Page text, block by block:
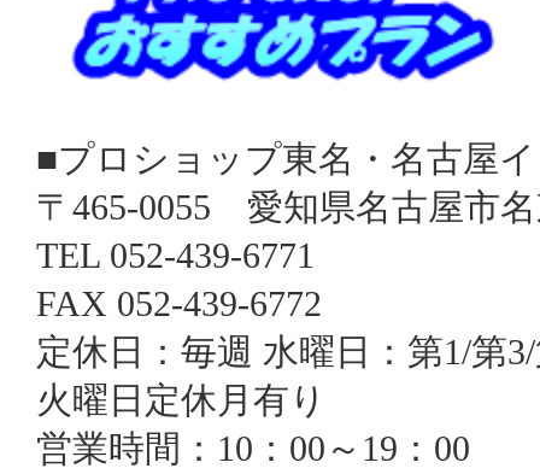
■プロショップ東名・名古屋
〒465-0055 愛知県名古屋市
TEL 052-439-6771
FAX 052-439-6772
定休日：毎週 水曜日：第1/第
火曜日定休月有り
営業時間：10：00～19：00